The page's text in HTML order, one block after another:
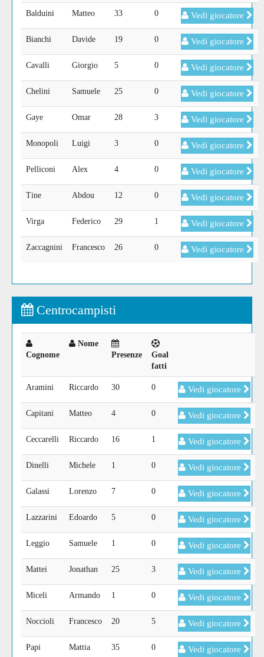
Balduini Matteo 33 0 Vedi giocatore
Bianchi Davide 19 0 Vedi giocatore
Cavalli Giorgio 5 0 Vedi giocatore
Chelini Samuele 25 0 Vedi giocatore
Gaye Omar 28 3 Vedi giocatore
Monopoli Luigi 3 0 Vedi giocatore
Pelliconi Alex 4 0 Vedi giocatore
Tine Abdou 12 0 Vedi giocatore
Virga Federico 29 1 Vedi giocatore
Zaccagnini Francesco 26 0 Vedi giocatore
Centrocampisti
Cognome
Nome
Presenze
Goal
fatti
Aramini Riccardo 30 0 Vedi giocatore
Capitani Matteo 4 0 Vedi giocatore
Ceccarelli Riccardo 16 1 Vedi giocatore
Dinelli Michele 1 0 Vedi giocatore
Galassi Lorenzo 7 0 Vedi giocatore
Lazzarini Edoardo 5 0 Vedi giocatore
Leggio Samuele 1 0 Vedi giocatore
Mattei Jonathan 25 3 Vedi giocatore
Miceli Armando 1 0 Vedi giocatore
Noccioli Francesco 20 5 Vedi giocatore
Papi Mattia 35 0 Vedi giocatore